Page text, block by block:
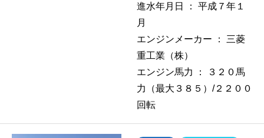
進水年月日 ： 平成７年１
月
エンジンメーカー ： 三菱
重工業（株）
エンジン馬力 ：
３２０馬
力（最大３８５）/２２００
回転